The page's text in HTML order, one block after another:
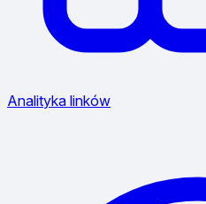
Analityka linków